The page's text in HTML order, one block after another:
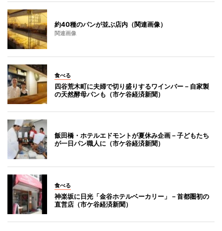
約40種のパンが並ぶ店内（関連画像）
関連画像
食べる
四谷荒木町に夫婦で切り盛りするワインバー－自家製
の天然酵母パンも（市ケ谷経済新聞）
飯田橋・ホテルエドモントが夏休み企画－子どもたち
が一日パン職人に（市ケ谷経済新聞）
食べる
神楽坂に日光「金谷ホテルベーカリー」－首都圏初の
直営店（市ケ谷経済新聞）